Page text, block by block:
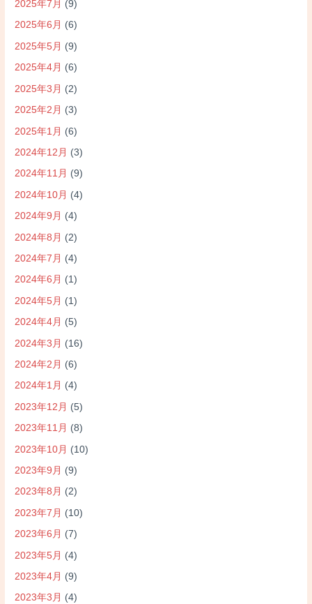
2025年7月 (9)
2025年6月 (6)
2025年5月 (9)
2025年4月 (6)
2025年3月 (2)
2025年2月 (3)
2025年1月 (6)
2024年12月 (3)
2024年11月 (9)
2024年10月 (4)
2024年9月 (4)
2024年8月 (2)
2024年7月 (4)
2024年6月 (1)
2024年5月 (1)
2024年4月 (5)
2024年3月 (16)
2024年2月 (6)
2024年1月 (4)
2023年12月 (5)
2023年11月 (8)
2023年10月 (10)
2023年9月 (9)
2023年8月 (2)
2023年7月 (10)
2023年6月 (7)
2023年5月 (4)
2023年4月 (9)
2023年3月 (4)